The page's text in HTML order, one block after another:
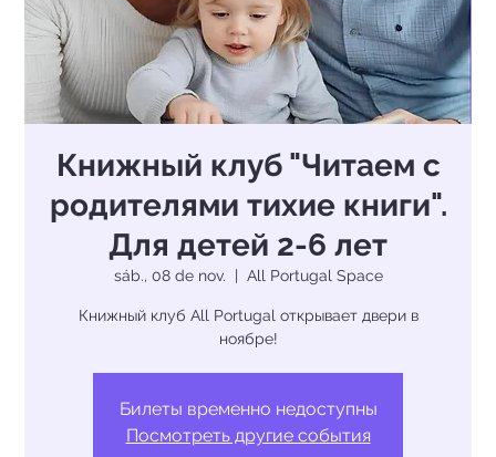
Книжный клуб "Читаем с
родителями тихие книги".
Для детей 2-6 лет
sáb., 08 de nov.
  |
All Portugal Space
Книжный клуб All Portugal открывает двери в
ноябре!
Билеты временно недоступны
Посмотреть другие события